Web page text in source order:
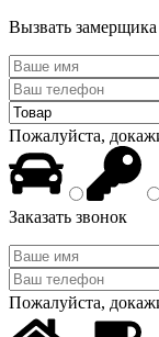
Вызвать замерщика
Пожалуйста,
Заказать звонок
Пожалуйста,